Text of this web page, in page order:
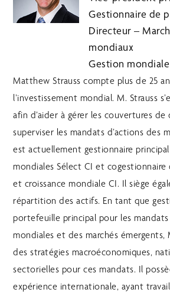
Gestionnaire de
Directeur –
mondiaux
Gestion mondiale
Matthew Strauss compte plus de 25
l’investissement mondial. M. Strauss
afin d’aider à gérer les couvertures de
superviser les mandats d’actions des
est actuellement gestionnaire
mondiales Sélect CI et cogestionnaire
et croissance mondiale CI. Il siège
répartition des actifs. En tant que
portefeuille principal pour les mandats
mondiales et des marchés
des stratégies macroéconomiques,
sectorielles pour ces mandats. Il
expérience internationale, ayant